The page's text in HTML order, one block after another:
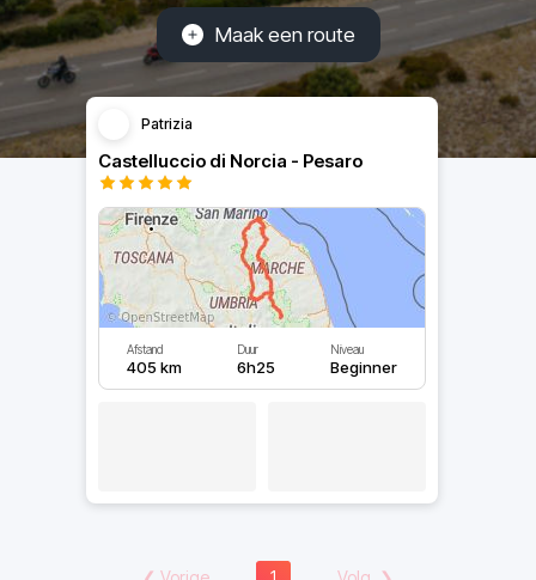
Maak een route
Patrizia
Castelluccio di Norcia - Pesaro
Afstand
405 km
Duur
6h25
Niveau
Beginner